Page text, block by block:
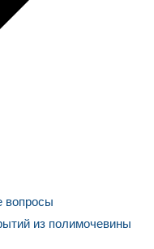
вопросы
из полимочевины